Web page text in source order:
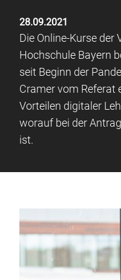
28.09.2021
Die Online-Kurse der
Hochschule Bayern
seit Beginn der
Cramer vom Referat
Vorteilen digitaler
worauf bei der
ist.